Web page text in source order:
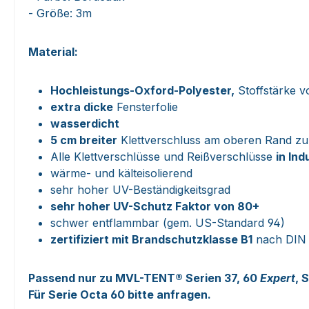
- Größe: 3m
Material:
Hochleistungs-Oxford-Polyester, Stoffstärke
extra dicke Fensterfolie
wasserdicht
5 cm breiter Klettverschluss am oberen Rand
Alle Klettverschlüsse und Reißverschlüsse in
wärme- und kälteisolierend
sehr hoher UV-Beständigkeitsgrad
sehr hoher UV-Schutz Faktor von 80+
schwer entflammbar (gem. US-Standard 94)
zertifiziert mit Brandschutzklasse B1 nach DIN
Passend nur zu MVL-TENT® Serien 37, 60 Expert,
Für Serie Octa 60 bitte anfragen.